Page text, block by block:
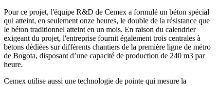
Pour ce projet, l'équipe R&D de Cemex a formulé un béton spécial
qui atteint, en seulement onze heures, le double de la résistance que
le béton traditionnel atteint en un mois. En raison du calendrier
exigeant du projet, l'entreprise fournit également trois centrales à
bétons dédiées sur différents chantiers de la première ligne de métro
de Bogota, disposant d’une capacité de production de 240 m3 par
heure.
Cemex utilise aussi une technologie de pointe qui mesure la